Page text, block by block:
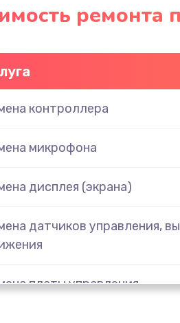
ремонта
контроллера
микрофона
дисплея (экрана)
датчиков управления,
платы управления